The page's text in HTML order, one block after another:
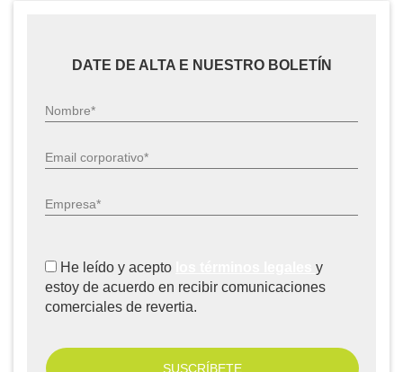
DATE DE ALTA E NUESTRO BOLETÍN
Nombre*
Email corporativo*
Empresa*
He leído y acepto
y
estoy de acuerdo en recibir comunicaciones
comerciales de revertia.